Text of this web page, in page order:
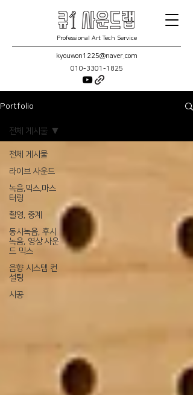
Professional Art Tech Service
kyouwon1225@naver.com
010-3301-1825
Portfolio
전체 게시물
라이브 사운드
녹음,믹스,마스
터링
촬영, 중계
동시녹음, 후시
녹음, 영상 사운
드 믹스
음향 시스템 컨
설팅
시공
전체 게시물